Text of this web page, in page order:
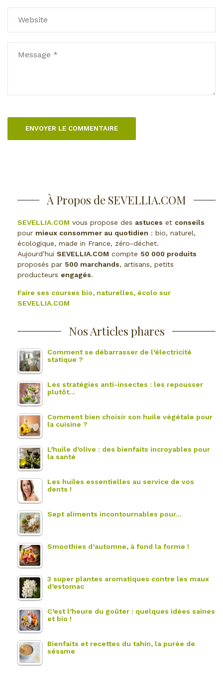
À Propos de SEVELLIA.COM
SEVELLIA.COM vous propose des astuces et conseils
pour mieux consommer au quotidien : bio, naturel,
écologique, made in France, zéro-déchet.
Aujourd’hui SEVELLIA.COM compte 50 000 produits
proposés par 500 marchands, artisans, petits
producteurs engagés.
Faire ses courses bio, naturelles, écolo sur
SEVELLIA.COM
Nos Articles phares
Comment se débarrasser de l’électricité
statique ?
Les stratégies anti-insectes : les repousser
plutôt…
Comment bien choisir son huile végétale pour
la cuisine ?
L’huile d’olive : des bienfaits incroyables pour
la santé
Les huiles essentielles au service de vos
dents !
Sept aliments incontournables pour…
Smoothies d’automne, à fond la forme !
3 super plantes aromatiques contre les maux
d’estomac
C’est l’heure du goûter : quelques idées saines
et bio !
Bienfaits et recettes du tahin, la purée de
sésame